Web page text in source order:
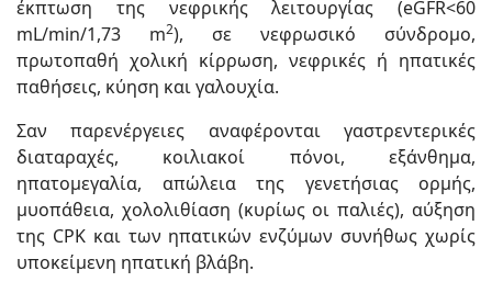
έκπτωση της νεφρικής λειτουργίας (eGFR<60
mL/min/1,73 m2), σε νεφρωσικό σύνδρομο,
πρωτοπαθή χολική κίρρωση, νεφρικές ή ηπατικές
παθήσεις, κύηση και γαλουχία.
Σαν παρενέργειες αναφέρονται γαστρεντερικές
διαταραχές, κοιλιακοί πόνοι, εξάνθημα,
ηπατομεγαλία, απώλεια της γενετήσιας ορμής,
μυοπάθεια, χολολιθίαση (κυρίως οι παλιές), αύξηση
της CPK και των ηπατικών ενζύμων συνήθως χωρίς
υποκείμενη ηπατική βλάβη.